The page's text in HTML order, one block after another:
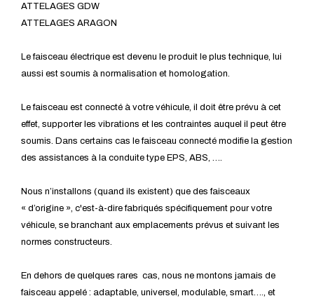
ATTELAGES GDW
ATTELAGES ARAGON
Le faisceau électrique est devenu le produit le plus technique, lui
aussi est soumis à normalisation et homologation.
Le faisceau est connecté à votre véhicule, il doit être prévu à cet
effet, supporter les vibrations et les contraintes auquel il peut être
soumis. Dans certains cas le faisceau connecté modifie la gestion
des assistances à la conduite type EPS, ABS, ….
Nous n’installons (quand ils existent) que des faisceaux
« d’origine », c'est-à-dire fabriqués spécifiquement pour votre
véhicule, se branchant aux emplacements prévus et suivant les
normes constructeurs.
En dehors de quelques rares cas, nous ne montons jamais de
faisceau appelé : adaptable, universel, modulable, smart…., et